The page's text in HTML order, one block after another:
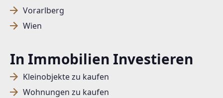
Vorarlberg
Wien
In Immobilien Investieren
Kleinobjekte zu kaufen
Wohnungen zu kaufen